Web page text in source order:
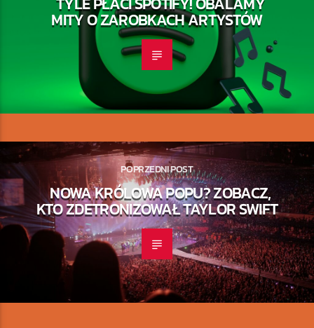
MITY O ZAROBKACH ARTYSTÓW
POPRZEDNI POST
NOWA KRÓLOWA POPU? ZOBACZ,
KTO ZDETRONIZOWAŁ TAYLOR SWIFT